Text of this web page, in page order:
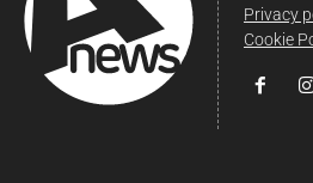
Privacy
Cookie